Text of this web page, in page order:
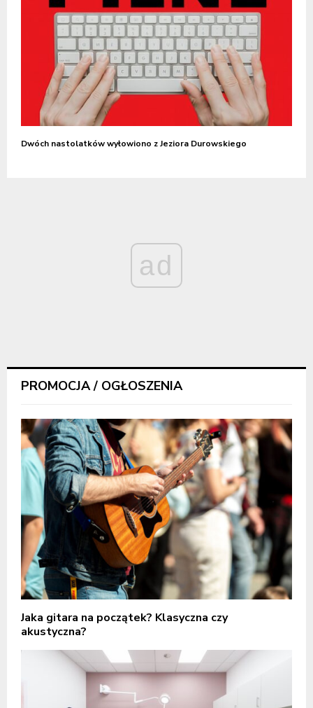
Dwóch nastolatków wyłowiono z Jeziora Durowskiego
ad
PROMOCJA / OGŁOSZENIA
Jaka gitara na początek? Klasyczna czy
akustyczna?